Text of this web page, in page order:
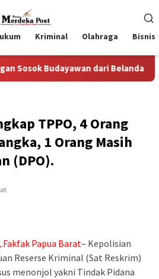
Kriminal Olahraga Bisnis
dari Belanda Mr. Crues Collen
TPPO, 4 Orang
1 Orang Masih
(DPO).
Papua Barat– Kepolisian
Reserse Kriminal (Sat Reskrim)
menonjol yakni Tindak Pidana